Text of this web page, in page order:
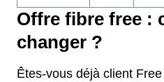
Offre fibre free :
changer ?
Êtes-vous déjà client